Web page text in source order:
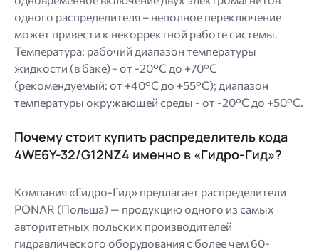
одного распределителя – неполное переключение
может привести к некорректной работе системы.
Температура: рабочий диапазон температуры
жидкости (в баке) - от -20°C до +70°C
(рекомендуемый: от +40°C до +55°C); диапазон
температуры окружающей среды - от -20°C до +50°C.
Почему стоит купить распределитель кода
4WE6Y-32/G12NZ4 именно в «Гидро-Гид»?
Компания «Гидро-Гид» предлагает распределители
PONAR (Польша) — продукцию одного из самых
авторитетных польских производителей
гидравлического оборудования с более чем 60-